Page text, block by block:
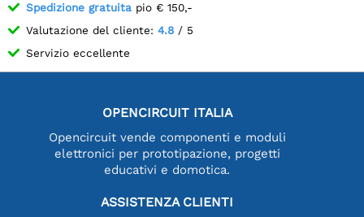
Spedizione gratuita pio € 150,-
Valutazione del cliente: 4.8 / 5
Servizio eccellente
OPENCIRCUIT ITALIA
Opencircuit vende componenti e moduli
elettronici per prototipazione, progetti
educativi e domotica.
ASSISTENZA CLIENTI